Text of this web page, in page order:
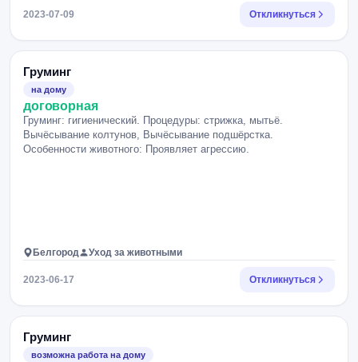
2023-07-09 Откликнуться
Груминг
на дому
договорная
Груминг: гигиенический. Процедуры: стрижка, мытьё.
Вычёсывание колтунов, Вычёсывание подшёрстка.
Особенности животного: Проявляет агрессию.
Белгород Уход за животными
2023-06-17 Откликнуться
Груминг
возможна работа на дому